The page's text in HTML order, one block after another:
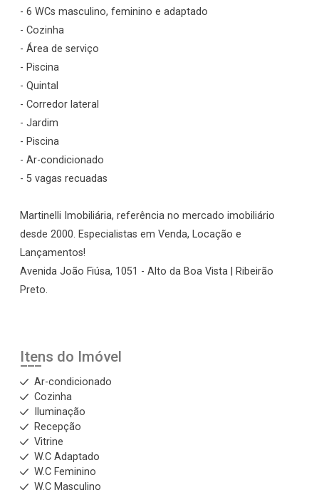
- 6 WCs masculino, feminino e adaptado
- Cozinha
- Área de serviço
- Piscina
- Quintal
- Corredor lateral
- Jardim
- Piscina
- Ar-condicionado
- 5 vagas recuadas
Martinelli Imobiliária, referência no mercado imobiliário
desde 2000. Especialistas em Venda, Locação e
Lançamentos!
Avenida João Fiúsa, 1051 - Alto da Boa Vista | Ribeirão
Preto.
Itens do Imóvel
Ar-condicionado
Cozinha
Iluminação
Recepção
Vitrine
W.C Adaptado
W.C Feminino
W.C Masculino